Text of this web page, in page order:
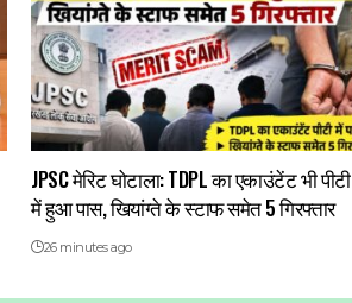
JPSC मेरिट घोटाला: TDPL का एकाउंटेंट भी पीटी
में हुआ पास, खियांग्ते के स्टाफ समेत 5 गिरफ्तार
26 minutes ago